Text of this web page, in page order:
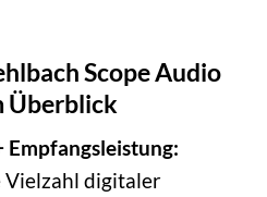
Scope Audio
Überblick
Empfangsleistung:
Vielzahl digitaler